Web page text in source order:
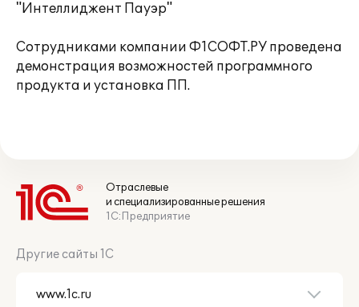
"Интеллиджент Пауэр"
Сотрудниками компании Ф1СОФТ.РУ проведена
демонстрация возможностей программного
продукта и установка ПП.
Отраслевые
и специализированные решения
1С:Предприятие
Другие сайты 1С